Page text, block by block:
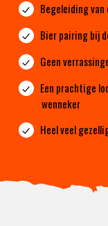
Begeleiding
Bier pairing bij
Geen
Een prachtige
wenneker
Heel veel